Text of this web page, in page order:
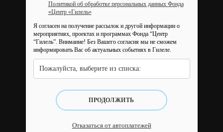
Политикой об обработке персональных данных Фонда
«Центр «Гилель»
Я согласен на получение рассылок и другой информации о
мероприятиях, проектах и программах Фонда “Центр
“Гилель”. Внимание! Без Вашего согласия мы не сможем
информировать Вас об актуальных событиях в Гилеле.
Пожалуйста, выберите из списка:
ПРОДОЛЖИТЬ
Отказаться от автоплатежей